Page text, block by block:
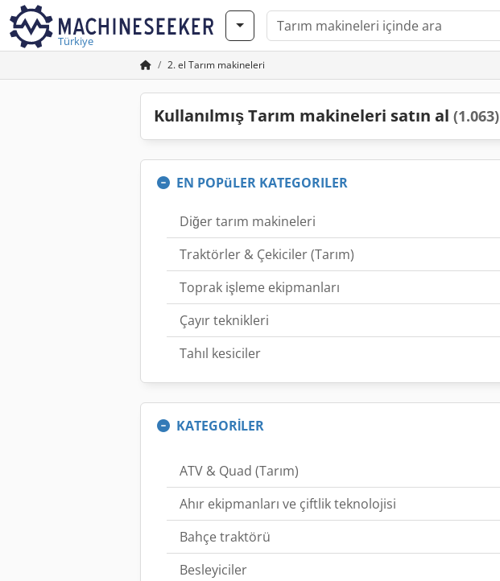
Türkiye
2. el Tarım makineleri
Kullanılmış Tarım makineleri satın al (1.063)
EN POPüLER KATEGORILER
Diğer tarım makineleri
Traktörler & Çekiciler (Tarım)
Toprak işleme ekipmanları
Çayır teknikleri
Tahıl kesiciler
KATEGORİLER
ATV & Quad (Tarım)
Ahır ekipmanları ve çiftlik teknolojisi
Bahçe traktörü
Besleyiciler